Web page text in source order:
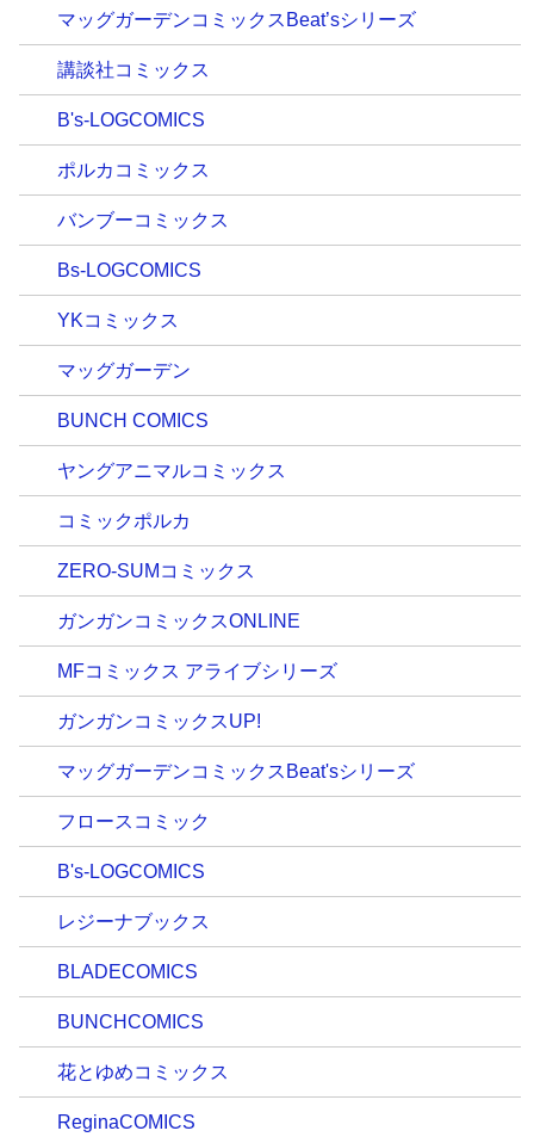
マッグガーデンコミックスBeat’sシリーズ
講談社コミックス
B's-LOGCOMICS
ポルカコミックス
バンブーコミックス
Bs-LOGCOMICS
YKコミックス
マッグガーデン
BUNCH COMICS
ヤングアニマルコミックス
コミックポルカ
ZERO-SUMコミックス
ガンガンコミックスONLINE
MFコミックス アライブシリーズ
ガンガンコミックスUP!
マッグガーデンコミックスBeat'sシリーズ
フロースコミック
B's-LOGCOMICS
レジーナブックス
BLADECOMICS
BUNCHCOMICS
花とゆめコミックス
ReginaCOMICS